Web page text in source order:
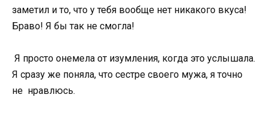
заметил и то, что у тебя вообще нет никакого вкуса!
Браво! Я бы так не смогла!
Я просто онемела от изумления, когда это услышала.
Я сразу же поняла, что сестре своего мужа, я точно
не нравлюсь.